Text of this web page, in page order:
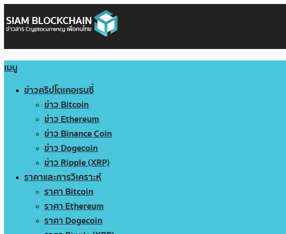
เมนู
ข่าวคริปโตเคอเรนซี่
ข่าว Bitcoin
ข่าว Ethereum
ข่าว Binance Coin
ข่าว Dogecoin
ข่าว Ripple (XRP)
ราคาและการวิเคราะห์
ราคา Bitcoin
ราคา Ethereum
ราคา Dogecoin